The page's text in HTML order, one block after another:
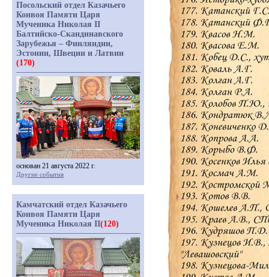
Посольский отдел Казачьего
Конвоя Памяти Царя
Мученика Николая II
Балтийско-Скандинавского
Зарубежья – Финляндии,
Эстонии, Швеции и Латвии
(170)
основан 21 августа 2022 г.
Другие события
Камчатский отдел Казачьего
Конвоя Памяти Царя
Мученика Николая II(120)